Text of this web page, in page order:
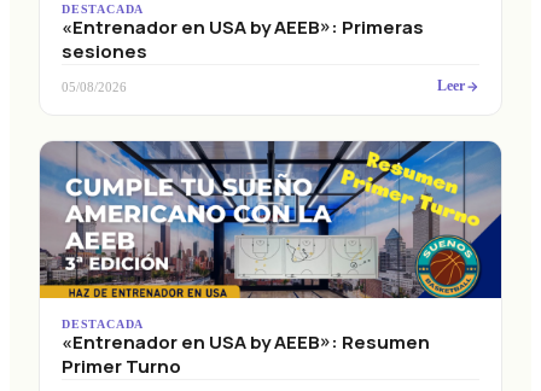
DESTACADA
«Entrenador en USA by AEEB»: Primeras
sesiones
05/08/2026 Leer
DESTACADA
«Entrenador en USA by AEEB»: Resumen
Primer Turno